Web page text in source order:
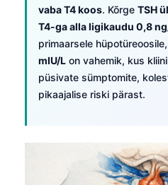
vaba T4 koos. Kõrge TSH
T4-ga alla ligikaudu 0,8
primaarsele
mIU/L on vahemik, kus
püsivate sümptomite,
pikaajalise riski pärast.